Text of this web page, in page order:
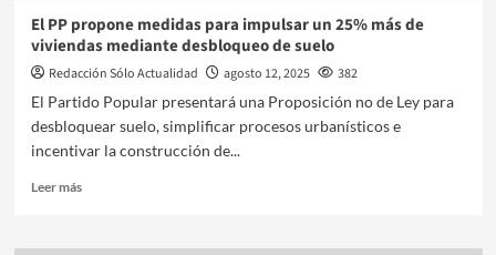
El PP propone medidas para impulsar un 25% más de
viviendas mediante desbloqueo de suelo
Redacción Sólo Actualidad agosto 12, 2025
382
El Partido Popular presentará una Proposición no de Ley para
desbloquear suelo, simplificar procesos urbanísticos e
incentivar la construcción de...
Leer más